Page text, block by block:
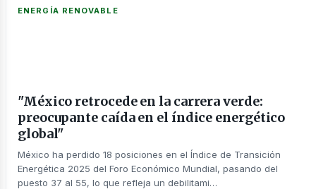
ENERGÍA RENOVABLE
"México retrocede en la carrera verde:
preocupante caída en el índice energético
global"
México ha perdido 18 posiciones en el Índice de Transición
Energética 2025 del Foro Económico Mundial, pasando del
puesto 37 al 55, lo que refleja un debilitami…